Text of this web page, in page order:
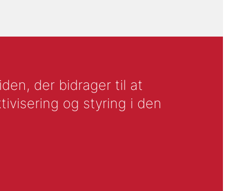
der bidrager til at
og styring i den